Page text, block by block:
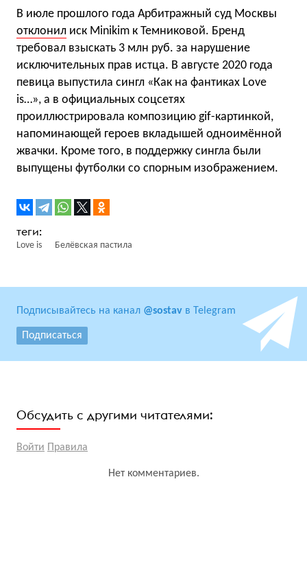
В июле прошлого года Арбитражный суд Москвы
отклонил иск Minikim к Темниковой. Бренд
требовал взыскать 3 млн руб. за нарушение
исключительных прав истца. В августе 2020 года
певица выпустила сингл «Как на фантиках Love
is…», а в официальных соцсетях
проиллюстрировала композицию gif-картинкой,
напоминающей героев вкладышей одноимённой
жвачки. Кроме того, в поддержку сингла были
выпущены футболки со спорным изображением.
Love is Белёвская пастила
Подписывайтесь на канал @sostav в Telegram
Подписаться
Обсудить с другими читателями:
Войти Правила
Нет комментариев.